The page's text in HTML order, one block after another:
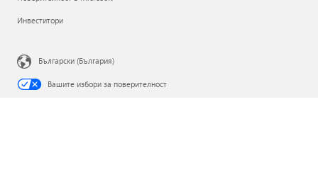
Инвеститори
Български (България)
Вашите избори за поверителност